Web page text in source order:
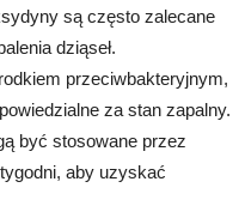
są często zalecane
dziąseł.
przeciwbakteryjnym,
za stan zapalny.
być stosowane przez
aby uzyskać